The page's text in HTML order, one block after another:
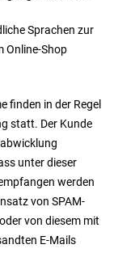
Sprachen zur
Online-Shop
finden in der Regel
statt. Der Kunde
unter dieser
werden
von SPAM-
von diesem mit
E-Mails